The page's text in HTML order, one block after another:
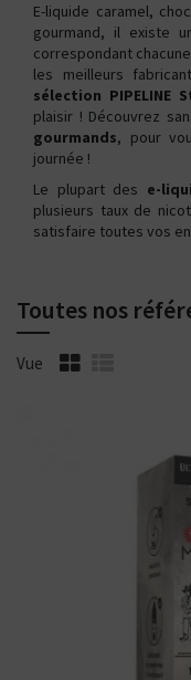
E-liquide caramel,
gourmand, il existe
correspondant
les meilleurs
sélection PIPELINE
plaisir ! Découvrez
gourmands, pour
journée !
Le plupart des e-
plusieurs taux de
satisfaire toutes vos
Toutes nos
Vue